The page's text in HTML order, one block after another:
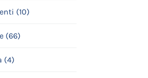
(10)
(66)
(4)